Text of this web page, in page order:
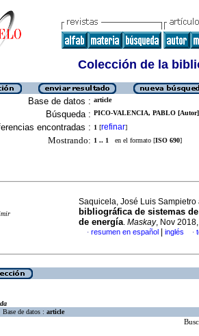
Colección de la
Base de datos : article
Búsqueda : PICO-VALENCIA, PABLO [Autor]
encontradas : 1 [refinar]
Mostrando: 1 .. 1 en el formato [ISO 690]
Saquicela, José Luis
bibliográfica de sistemas
de energía. Maskay, Nov
· resumen en español inglés ·
Base de datos : article